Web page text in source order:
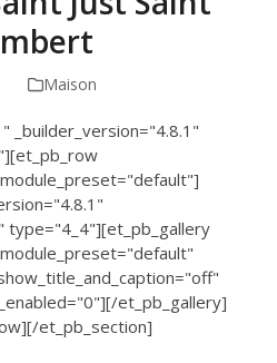
Maison
_builder_version="4.8.1"
type="4_4"][et_pb_gallery
et_pb_gallery]
et_pb_section]